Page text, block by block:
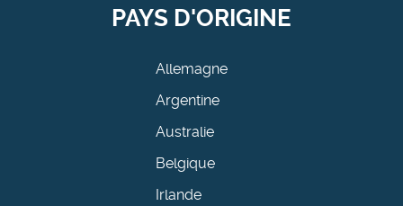
PAYS D'ORIGINE
Allemagne
Argentine
Australie
Belgique
Irlande